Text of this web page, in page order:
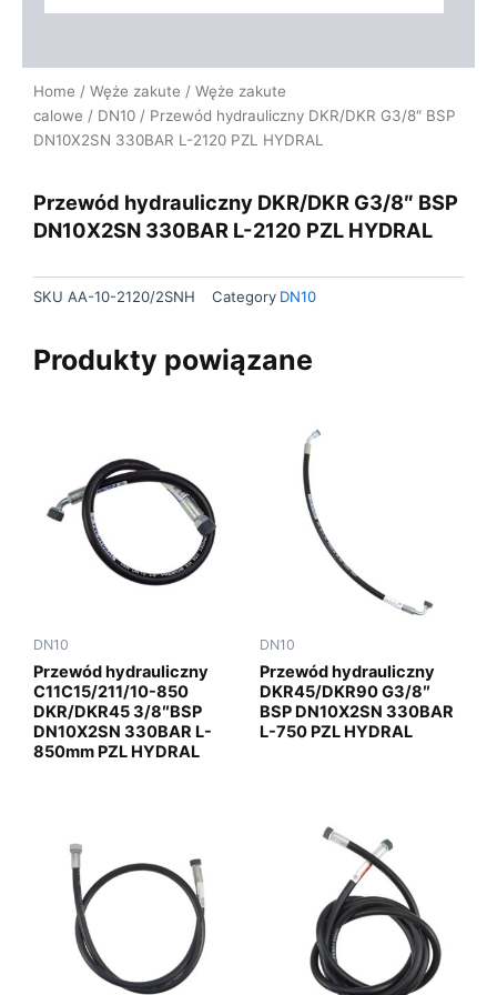
Home / Węże zakute / Węże zakute
calowe / DN10 / Przewód hydrauliczny DKR/DKR G3/8″ BSP
DN10X2SN 330BAR L-2120 PZL HYDRAL
Przewód hydrauliczny DKR/DKR G3/8″ BSP
DN10X2SN 330BAR L-2120 PZL HYDRAL
SKU AA-10-2120/2SNH Category DN10
Produkty powiązane
DN10
Przewód hydrauliczny
C11C15/211/10-850
DKR/DKR45 3/8″BSP
DN10X2SN 330BAR L-
850mm PZL HYDRAL
DN10
Przewód hydrauliczny
DKR45/DKR90 G3/8″
BSP DN10X2SN 330BAR
L-750 PZL HYDRAL